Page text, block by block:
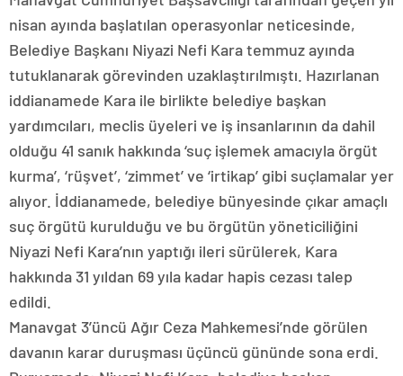
nisan ayında başlatılan operasyonlar neticesinde,
Belediye Başkanı Niyazi Nefi Kara temmuz ayında
tutuklanarak görevinden uzaklaştırılmıştı. Hazırlanan
iddianamede Kara ile birlikte belediye başkan
yardımcıları, meclis üyeleri ve iş insanlarının da dahil
olduğu 41 sanık hakkında ‘suç işlemek amacıyla örgüt
kurma’, ‘rüşvet’, ‘zimmet’ ve ‘irtikap’ gibi suçlamalar yer
alıyor. İddianamede, belediye bünyesinde çıkar amaçlı
suç örgütü kurulduğu ve bu örgütün yöneticiliğini
Niyazi Nefi Kara’nın yaptığı ileri sürülerek, Kara
hakkında 31 yıldan 69 yıla kadar hapis cezası talep
edildi.
Manavgat 3’üncü Ağır Ceza Mahkemesi’nde görülen
davanın karar duruşması üçüncü gününde sona erdi.